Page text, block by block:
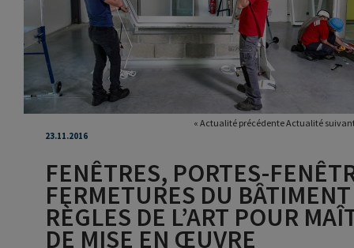
« Actualité précédenteActualité
23.11.2016
FENÊTRES, PORTES-
FERMETURES DU
RÈGLES DE L’ART POUR
DE MISE EN ŒUVRE